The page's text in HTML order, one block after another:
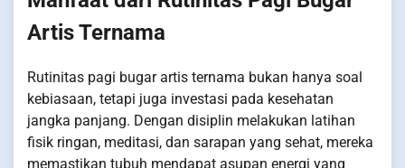
Artis Ternama
Rutinitas pagi bugar artis ternama bukan hanya soal
kebiasaan, tetapi juga investasi pada kesehatan
jangka panjang. Dengan disiplin melakukan latihan
fisik ringan, meditasi, dan sarapan yang sehat, mereka
memastikan tubuh mendapat asupan energi yang